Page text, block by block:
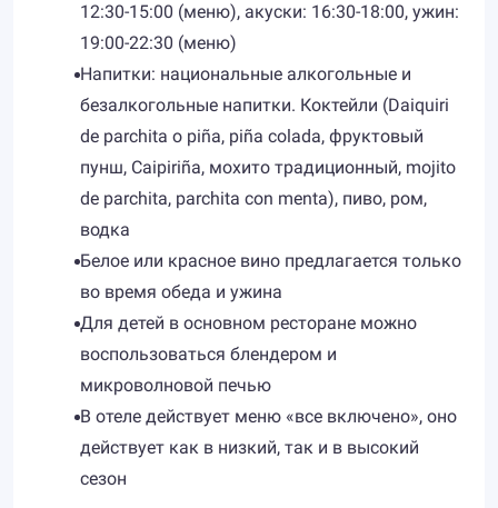
12:30-15:00 (меню), акуски: 16:30-18:00, ужин:
19:00-22:30 (меню)
Напитки: национальные алкогольные и
безалкогольные напитки. Коктейли (Daiquiri
de parchita o piña, piña colada, фруктовый
пунш, Caipiriña, мохито традиционный, mojito
de parchita, parchita con menta), пиво, ром,
водка
Белое или красное вино предлагается только
во время обеда и ужина
Для детей в основном ресторане можно
воспользоваться блендером и
микроволновой печью
В отеле действует меню «все включено», оно
действует как в низкий, так и в высокий
сезон